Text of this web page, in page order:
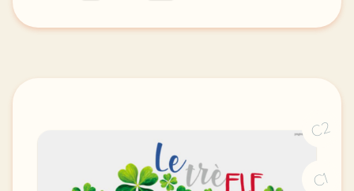
le respect de votre vie privee est une priorite
C2
C1